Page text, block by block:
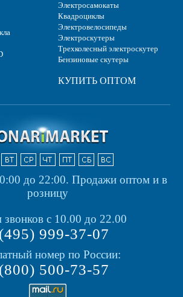
Электросамокаты
Квадроциклы
Электровелосипеды
Электроскутеры
Трехколесный электроскутер
Бензиновые скутеры
КУПИТЬ ОПТОМ
до 22:00. Продажи оптом и в
розницу
с 10.00 до 22.00
999-37-07
номер по России:
500-73-57